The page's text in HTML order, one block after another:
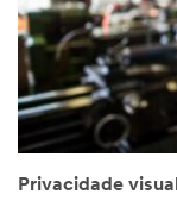
Privacidade